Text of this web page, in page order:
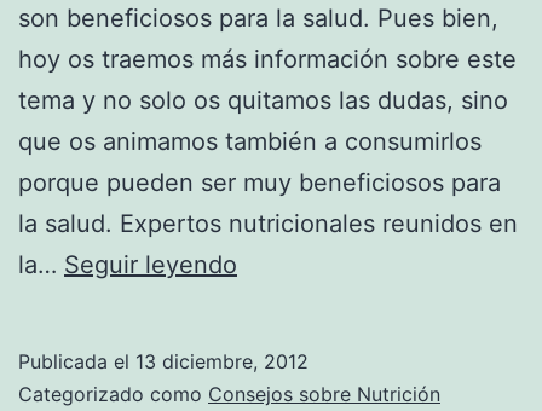
son beneficiosos para la salud. Pues bien,
hoy os traemos más información sobre este
tema y no solo os quitamos las dudas, sino
que os animamos también a consumirlos
porque pueden ser muy beneficiosos para
la salud. Expertos nutricionales reunidos en
la… Seguir leyendo
los
Publicada el 13 diciembre, 2012
Categorizado como Consejos sobre Nutrición